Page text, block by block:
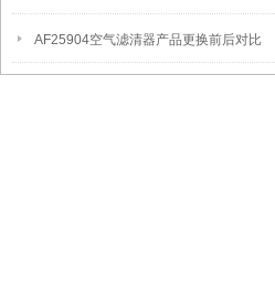
AF25904空气滤清器产品更换前后对比